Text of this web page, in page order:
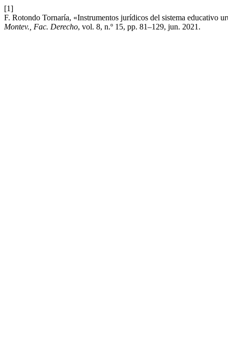
[1]
F. Rotondo Tornaría, «Instrumentos jurídicos del sistema educativo
Montev., Fac. Derecho, vol. 8, n.º 15, pp. 81–129, jun. 2021.